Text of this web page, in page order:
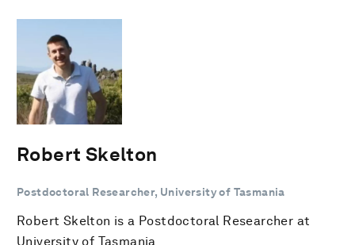
Robert Skelton
Postdoctoral Researcher, University of Tasmania
Robert Skelton is a Postdoctoral Researcher at
University of Tasmania